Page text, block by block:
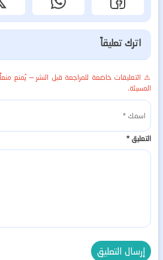
اترك تعليقاً
⚠️ التعليقات خاضعة للمراجعة قبل النشر — يُمنع منعاً
المسيئة.
التعليق*